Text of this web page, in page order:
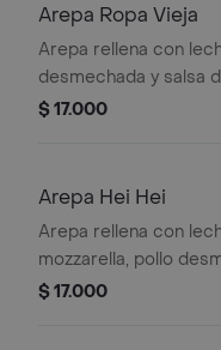
Arepa Ropa Vieja
Arepa rellena con
desmechada y salsa
$ 17.000
Arepa Hei Hei
Arepa rellena con
mozzarella, pollo
tocineta y salsas de la
$ 17.000